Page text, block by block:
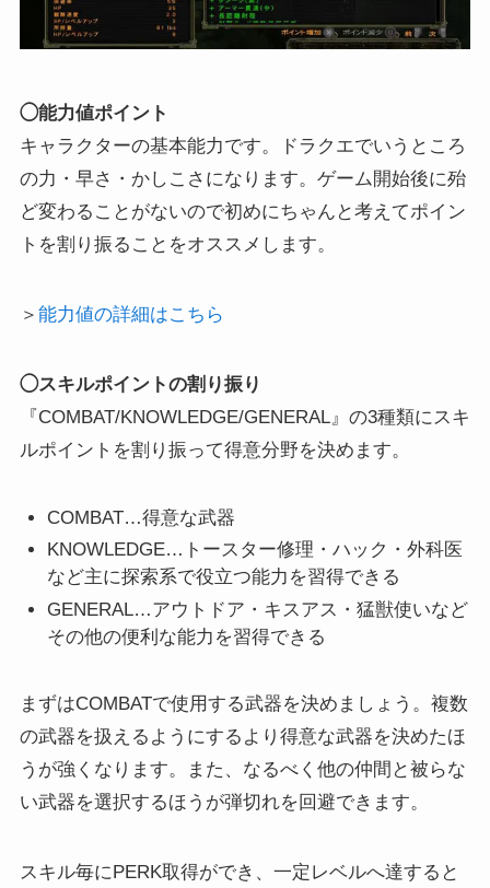
◯能力値ポイント
キャラクターの基本能力です。ドラクエでいうところ
の力・早さ・かしこさになります。ゲーム開始後に殆
ど変わることがないので初めにちゃんと考えてポイン
トを割り振ることをオススメします。
＞ 能力値の詳細はこちら
◯スキルポイントの割り振り
『COMBAT/KNOWLEDGE/GENERAL』の3種類にスキ
ルポイントを割り振って得意分野を決めます。
COMBAT…得意な武器
KNOWLEDGE…トースター修理・ハック・外科医
など主に探索系で役立つ能力を習得できる
GENERAL…アウトドア・キスアス・猛獣使いなど
その他の便利な能力を習得できる
まずはCOMBATで使用する武器を決めましょう。複数
の武器を扱えるようにするより得意な武器を決めたほ
うが強くなります。また、なるべく他の仲間と被らな
い武器を選択するほうが弾切れを回避できます。
スキル毎にPERK取得ができ、一定レベルへ達すると